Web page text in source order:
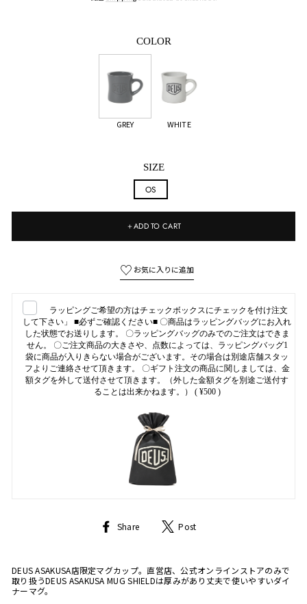
COLOR
GREY WHITE
SIZE
OS
＋ADD TO CART
ラッピングご希望の方はチェックボックスにチェックを付け注文
して下さい」 ■必ずご確認ください■ 〇商品はラッピングバッグにお入れ
した状態でお送りします。 〇ラッピングバッグのみでのご注文はできま
せん。 〇ご注文商品の大きさや、点数によっては、ラッピングバッグ1
袋に商品が入りきらない場合がございます。その場合は別途店舗スタッ
フよりご連絡させて頂きます。 〇ギフト注文の商品に関しましては、金
額タグを外して送付させて頂きます。（外した金額タグを別途ご送付す
ることは出来かねます。） ( ¥500 )
Share
Share Post
DEUS ASAKUSA店限定マグカップ。直営店、公式オンラインストアのみで
取り扱うDEUS ASAKUSA MUG SHIELDは厚みがあり丈夫で使いやすいダイ
ナーマグ。